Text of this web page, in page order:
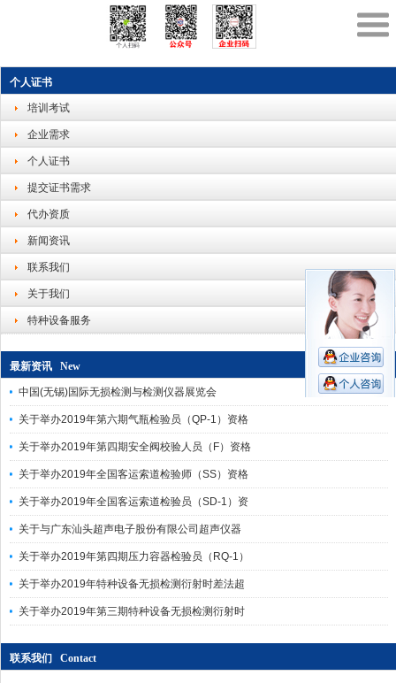
个人证书
培训考试
企业需求
个人证书
提交证书需求
代办资质
新闻资讯
联系我们
关于我们
特种设备服务
最新资讯 New
中国(无锡)国际无损检测与检测仪器展览会
关于举办2019年第六期气瓶检验员（QP-1）资格
关于举办2019年第四期安全阀校验人员（F）资格
关于举办2019年全国客运索道检验师（SS）资格
关于举办2019年全国客运索道检验员（SD-1）资
关于与广东汕头超声电子股份有限公司超声仪器
关于举办2019年第四期压力容器检验员（RQ-1）
关于举办2019年特种设备无损检测衍射时差法超
关于举办2019年第三期特种设备无损检测衍射时
联系我们 Contact